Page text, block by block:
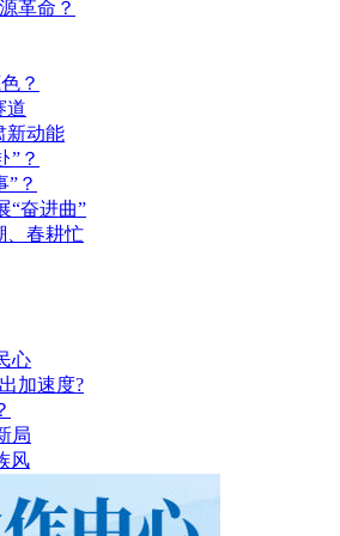
革命？
？
道
新动能
”？
？
“奋进曲”
、春耕忙
心
加速度?
局
风